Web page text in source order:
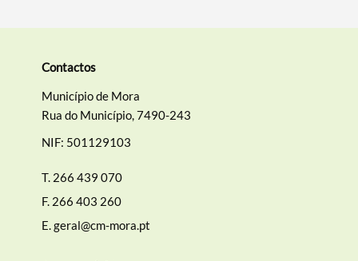
Termo de Pesquisa
Categorias gerais
Contactos
Município de Mora
Rua do Município, 7490-243
NIF: 501129103
T. 266 439 070
F. 266 403 260
E.geral@cm-mora.pt